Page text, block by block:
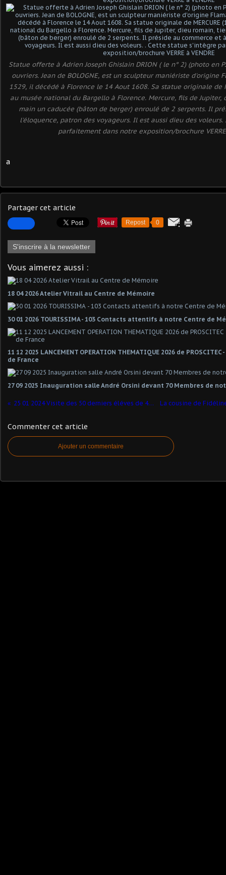
Statue offerte à Adrien Joseph Ghislain DRION ( le n° 2) (photo en
ouvriers. Jean de BOLOGNE, est un sculpteur maniériste d'origine
1529, il décédé à Florence le 14 Aout 1608. Sa statue originale de
au musée national du Bargello à Florence. Mercure, fils de
main un caducée (bâton de berger) enroulé de 2 serpents. Il
l'éloquence, patron des voyageurs. Il est aussi dieu des
parfaitement dans notre exposition/brochure VERRE
a
Partager cet article
Repost 0
S'inscrire à la newsletter
Vous aimerez aussi :
18 04 2026 Atelier Vitrail au Centre de Mémoire
30 01 2026 TOURISSIMA - 103 Contacts attentifs à notre Centre de
11 12 2025 LANCEMENT OPERATION THEMATIQUE 2026 de PROSCITEC
de France
27 09 2025 Inauguration salle André Orsini devant 70 Membres de
25 01 2024 Visite des 50 derniers éléves de 4ème du Collège SCHUMANN de PECQUENCOURT- Photo de groupe interdite
Commenter cet article
Ajouter un commentaire